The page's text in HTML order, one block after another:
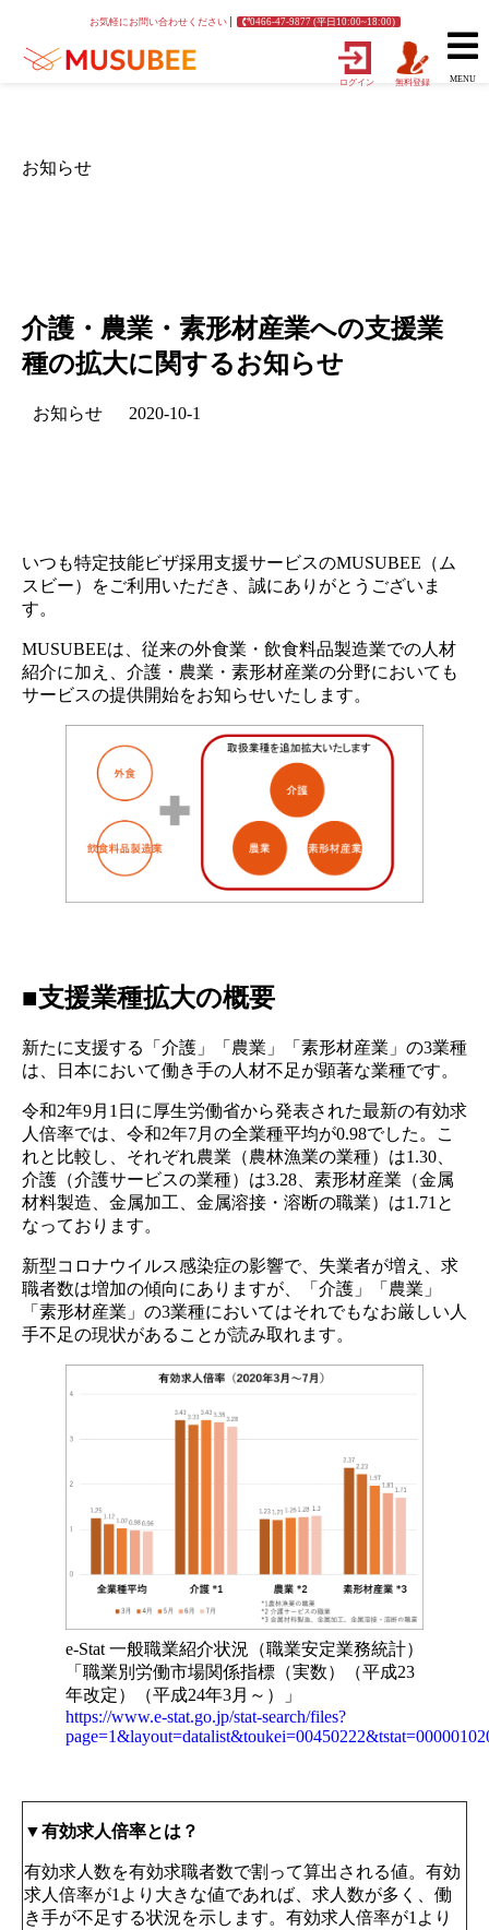
お気軽にお問い合わせください 0466-47-9877 (平日10:00~18:00)
ログイン 無料登録 MENU
お知らせ
介護・農業・素形材産業への支援業
種の拡大に関するお知らせ
お知らせ 2020-10-1
いつも特定技能ビザ採用支援サービスのMUSUBEE（ム
スビー）をご利用いただき、誠にありがとうございま
す。
MUSUBEEは、従来の外食業・飲食料品製造業での人材
紹介に加え、介護・農業・素形材産業の分野においても
サービスの提供開始をお知らせいたします。
■支援業種拡大の概要
新たに支援する「介護」「農業」「素形材産業」の3業種
は、日本において働き手の人材不足が顕著な業種です。
令和2年9月1日に厚生労働省から発表された最新の有効求
人倍率では、令和2年7月の全業種平均が0.98でした。こ
れと比較し、それぞれ農業（農林漁業の業種）は1.30、
介護（介護サービスの業種）は3.28、素形材産業（金属
材料製造、金属加工、金属溶接・溶断の職業）は1.71と
なっております。
新型コロナウイルス感染症の影響で、失業者が増え、求
職者数は増加の傾向にありますが、「介護」「農業」
「素形材産業」の3業種においてはそれでもなお厳しい人
手不足の現状があることが読み取れます。
e-Stat 一般職業紹介状況（職業安定業務統計）
「職業別労働市場関係指標（実数）（平成23
年改定）（平成24年3月～）」
https://www.e-stat.go.jp/stat-search/files?
▼有効求人倍率とは？
有効求人数を有効求職者数で割って算出される値。有効
求人倍率が1より大きな値であれば、求人数が多く、働
き手が不足する状況を示します。有効求人倍率が1より